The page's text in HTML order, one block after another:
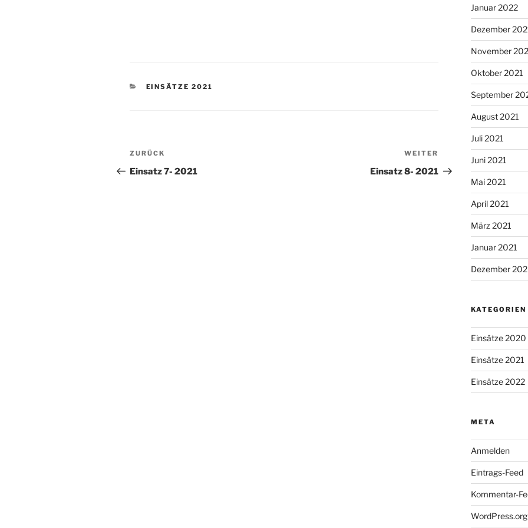
KATEGORIEN
EINSÄTZE 2021
Beitragsnavigation
Vorheriger
Beitrag
ZURÜCK
Einsatz 7- 2021
Nächster
Beitrag
WEITER
Einsatz 8- 2021
Januar 2022
Dezember
November
Oktober 2021
September
August 2021
Juli 2021
Juni 2021
Mai 2021
April 2021
März 2021
Januar 2021
Dezember
KATEGORIEN
Einsätze 2020
Einsätze 2021
Einsätze 2022
META
Anmelden
Eintrags-Feed
Kommentar-
WordPress.org